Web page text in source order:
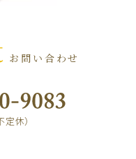
お問い合わせ
休）